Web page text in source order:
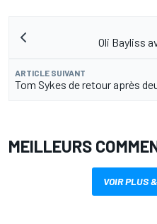
Oli Bayliss
ARTICLE SUIVANT
Tom Sykes de retour après
MEILLEURS
VOIR PLUS